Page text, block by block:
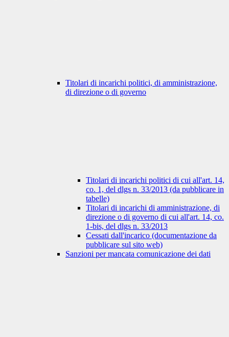
Titolari di incarichi politici, di amministrazione,
di direzione o di governo
Titolari di incarichi politici di cui all'art. 14,
co. 1, del dlgs n. 33/2013 (da pubblicare in
tabelle)
Titolari di incarichi di amministrazione, di
direzione o di governo di cui all'art. 14, co.
1-bis, del dlgs n. 33/2013
Cessati dall'incarico (documentazione da
pubblicare sul sito web)
Sanzioni per mancata comunicazione dei dati